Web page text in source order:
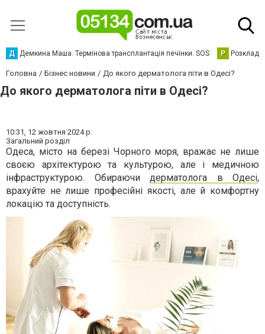
Д Демкина Маша. Термінова трансплантація печінки. SOS Р Розклад
Головна Бізнес новини До якого дерматолога піти в Одесі?
До якого дерматолога піти в Одесі?
10:31, 12 жовтня 2024 р.
Загальний розділ
Одеса, місто на березі Чорного моря, вражає не лише
своєю архітектурою та культурою, але і медичною
інфраструктурою. Обираючи дерматолога в Одесі,
врахуйте не лише професійні якості, але й комфортну
локацію та доступність.